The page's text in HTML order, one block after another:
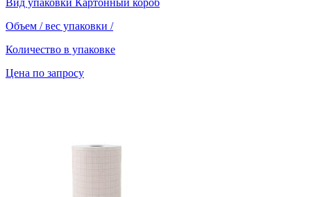
Вид упаковки Картонный короб
Объем / вес упаковки /
Количество в упаковке
Цена по запросу